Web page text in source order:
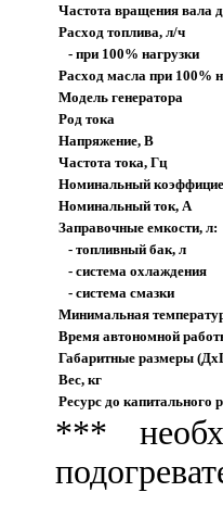
Частота вращения вала
Расход топлива, л/ч
- при 100% нагрузки
Расход масла при 100%
Модель генератора
Род тока
Напряжение, В
Частота тока, Гц
Номинальный
Номинальный ток, А
Заправочные емкости, л:
- топливный бак, л
- система охлаждения
- система смазки
Минимальная
Время автономной
Габаритные размеры
Вес, кг
Ресурс до капитального
***